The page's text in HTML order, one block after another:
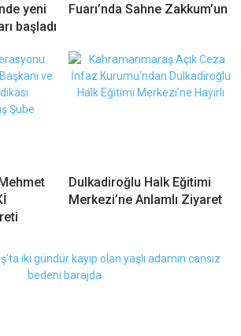
yeni
başladı
Fuarı’nda Sahne Zakkum’un
Dulkadiroğlu Halk Eğitimi
Merkezi’ne Anlamlı Ziyaret